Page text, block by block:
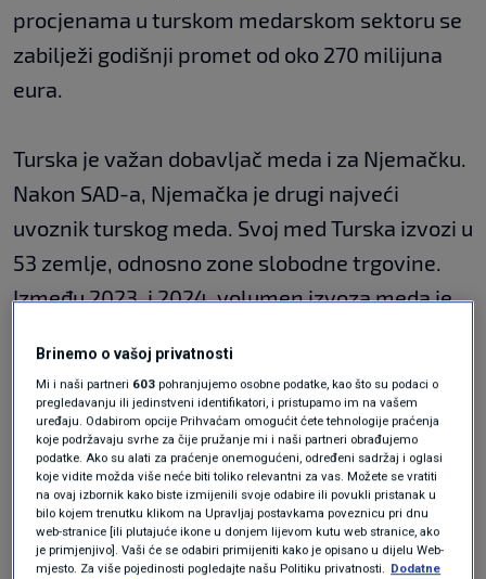
procjenama u turskom medarskom sektoru se
zabilježi godišnji promet od oko 270 milijuna
eura.
Turska je važan dobavljač meda i za Njemačku.
Nakon SAD-a, Njemačka je drugi najveći
uvoznik turskog meda. Svoj med Turska izvozi u
53 zemlje, odnosno zone slobodne trgovine.
Između 2023. i 2024. volumen izvoza meda je
Ankara - glavni grad
lažnog meda
No, taj sektor se trenutačno nalazi u krizi. Sve
češće se u Turskoj producira falsificirani med,
Brinemo o vašoj privatnosti
Mi i naši partneri 603 pohranjujemo osobne podatke, kao što su podaci o
pregledavanju ili jedinstveni identifikatori, i pristupamo im na vašem
uređaju. Odabirom opcije Prihvaćam omogućit ćete tehnologije praćenja
koje podržavaju svrhe za čije pružanje mi i naši partneri obrađujemo
podatke. Ako su alati za praćenje onemogućeni, određeni sadržaj i oglasi
koje vidite možda više neće biti toliko relevantni za vas. Možete se vratiti
na ovaj izbornik kako biste izmijenili svoje odabire ili povukli pristanak u
bilo kojem trenutku klikom na Upravljaj postavkama poveznicu pri dnu
web-stranice [ili plutajuće ikone u donjem lijevom kutu web stranice, ako
je primjenjivo]. Vaši će se odabiri primijeniti kako je opisano u dijelu Web-
mjesto. Za više pojedinosti pogledajte našu Politiku privatnosti. Dodatne